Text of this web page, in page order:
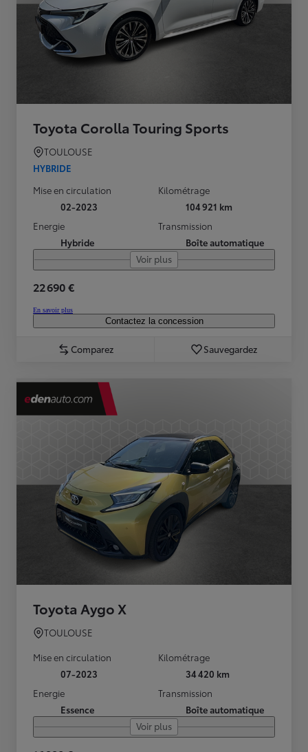
Toyota Corolla Touring Sports
TOULOUSE
HYBRIDE
Mise en circulation
02-2023
Kilométrage
104 921 km
Energie
Hybride
Transmission
Boîte automatique
Voir plus
22 690 €
En savoir plus
Contactez la concession
Comparez Sauvegardez
Toyota Aygo X
TOULOUSE
Mise en circulation
07-2023
Kilométrage
34 420 km
Energie
Essence
Transmission
Boîte automatique
Voir plus